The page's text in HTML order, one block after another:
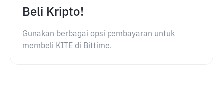
Beli Kripto!
Gunakan berbagai opsi pembayaran untuk
membeli KITE di Bittime.